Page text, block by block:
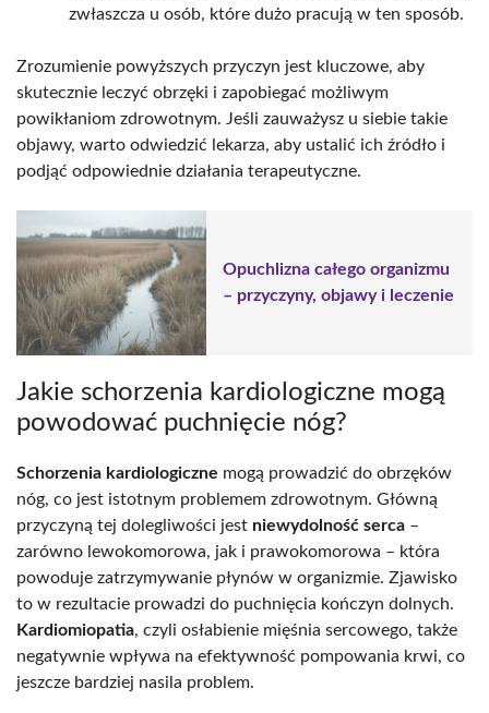
zwłaszcza u osób, które dużo pracują w ten sposób.
Zrozumienie powyższych przyczyn jest kluczowe, aby
skutecznie leczyć obrzęki i zapobiegać możliwym
powikłaniom zdrowotnym. Jeśli zauważysz u siebie takie
objawy, warto odwiedzić lekarza, aby ustalić ich źródło i
podjąć odpowiednie działania terapeutyczne.
Opuchlizna całego organizmu
– przyczyny, objawy i leczenie
Jakie schorzenia kardiologiczne mogą
powodować puchnięcie nóg?
Schorzenia kardiologiczne mogą prowadzić do obrzęków
nóg, co jest istotnym problemem zdrowotnym. Główną
przyczyną tej dolegliwości jest niewydolność serca –
zarówno lewokomorowa, jak i prawokomorowa – która
powoduje zatrzymywanie płynów w organizmie. Zjawisko
to w rezultacie prowadzi do puchnięcia kończyn dolnych.
Kardiomiopatia, czyli osłabienie mięśnia sercowego, także
negatywnie wpływa na efektywność pompowania krwi, co
jeszcze bardziej nasila problem.